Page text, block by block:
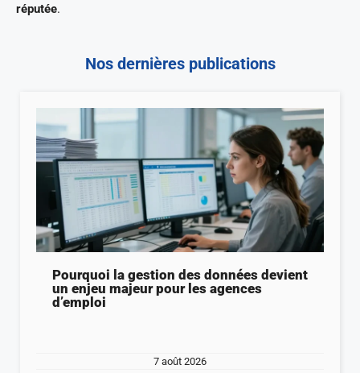
réputée.
Nos dernières publications
Pourquoi la gestion des données devient
un enjeu majeur pour les agences
d’emploi
7 août 2026